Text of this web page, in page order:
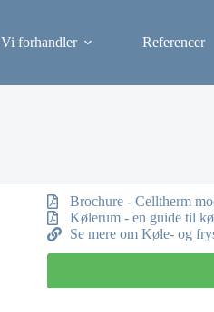
Vi forhandler Referencer
Brochure - Celltherm
Kølerum - en guide til
Se mere om Køle- og